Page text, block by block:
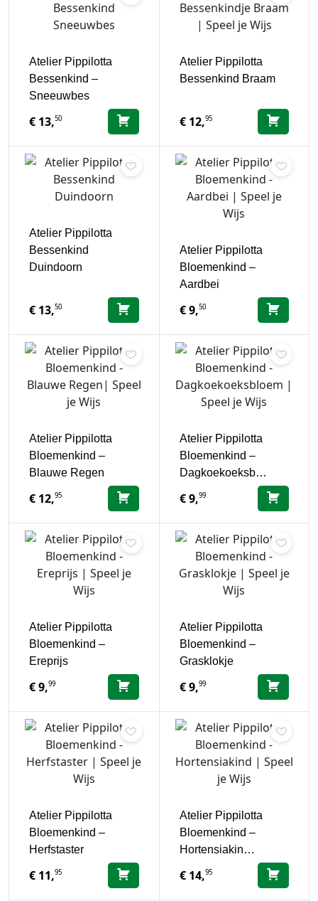
Atelier Pippilotta
Bessenkind –
Sneeuwbes
€ 13,50
Atelier Pippilotta
Bessenkind Braam
€12,95
Atelier Pippilotta
Bessenkind
Duindoorn
€ 13,50
Atelier Pippilotta
Bloemenkind –
Aardbei
€9,50
Atelier Pippilotta
Bloemenkind –
Blauwe Regen
€ 12,95
Atelier Pippilotta
Bloemenkind –
Dagkoekoeksb…
€9,99
Atelier Pippilotta
Bloemenkind –
Ereprijs
€9,99
Atelier Pippilotta
Bloemenkind –
Grasklokje
€9,99
Atelier Pippilotta
Bloemenkind –
Herfstaster
€ 11,95
Atelier Pippilotta
Bloemenkind –
Hortensiakin…
€14,95